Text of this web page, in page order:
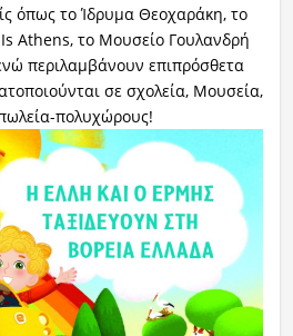
όπως το Ίδρυμα Θεοχαράκη, το
Athens, το Μουσείο Γουλανδρή
περιλαμβάνουν επιπρόσθετα
σε σχολεία, Μουσεία,
πολυχώρους!